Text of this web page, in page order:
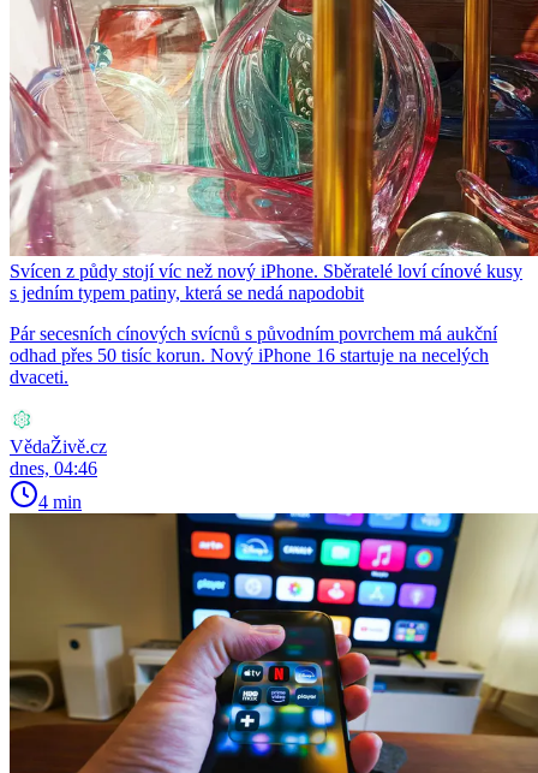
Svícen z půdy stojí víc než nový iPhone. Sběratelé loví cínové kusy
s jedním typem patiny, která se nedá napodobit
Pár secesních cínových svícnů s původním povrchem má aukční
odhad přes 50 tisíc korun. Nový iPhone 16 startuje na necelých
dvaceti.
VědaŽivě.cz
dnes, 04:46
4 min